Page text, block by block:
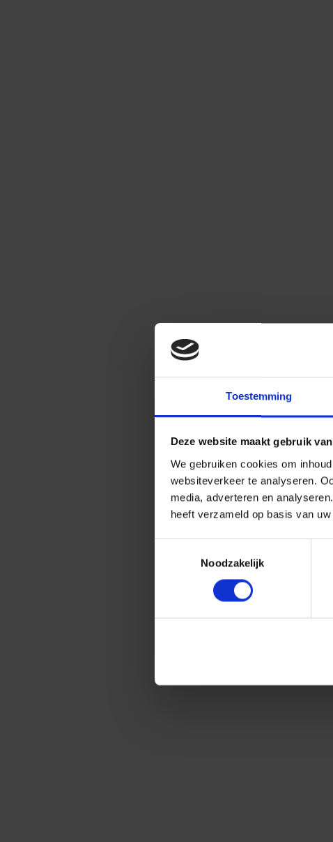
Toestemming
Deze website maakt gebruik
We gebruiken cookies om
websiteverkeer te analyseren.
media, adverteren en analyseren.
heeft verzameld op basis van
Noodzakelijk